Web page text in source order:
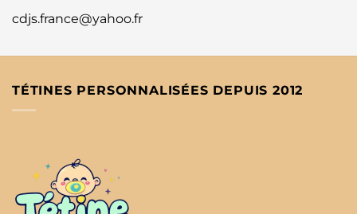
cdjs.france@yahoo.fr
TÉTINES PERSONNALISÉES DEPUIS 2012